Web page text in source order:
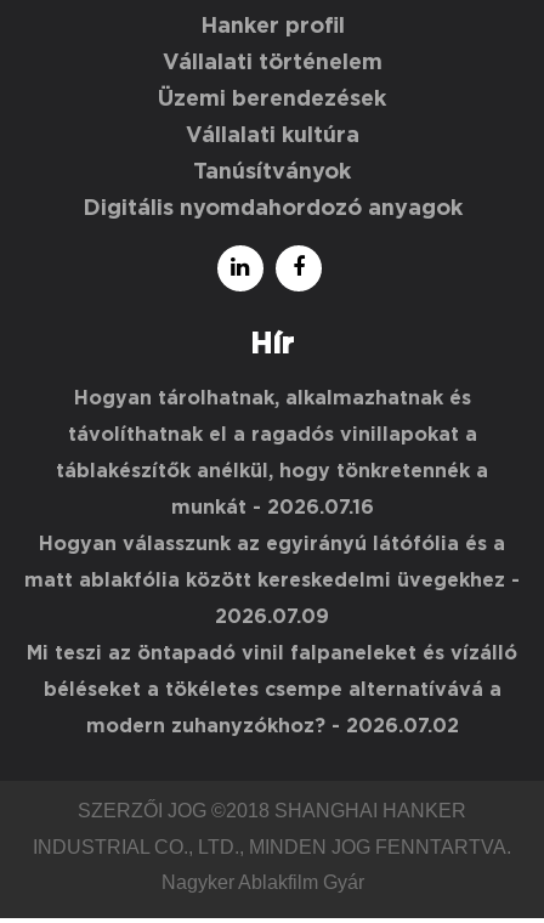
Hanker profil
Vállalati történelem
Üzemi berendezések
Vállalati kultúra
Tanúsítványok
Digitális nyomdahordozó anyagok
Hír
Hogyan tárolhatnak, alkalmazhatnak és
távolíthatnak el a ragadós vinillapokat a
táblakészítők anélkül, hogy tönkretennék a
munkát - 2026.07.16
Hogyan válasszunk az egyirányú látófólia és a
matt ablakfólia között kereskedelmi üvegekhez -
2026.07.09
Mi teszi az öntapadó vinil falpaneleket és vízálló
béléseket a tökéletes csempe alternatívává a
modern zuhanyzókhoz?- 2026.07.02
SZERZŐI JOG ©2018 SHANGHAI HANKER
INDUSTRIAL CO., LTD., MINDEN JOG FENNTARTVA.
Nagyker Ablakfilm Gyár